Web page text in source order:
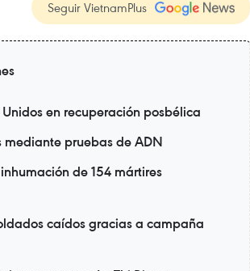
Seguir VietnamPlus
en recuperación posbélica
pruebas de ADN
de 154 mártires
caídos gracias a campaña